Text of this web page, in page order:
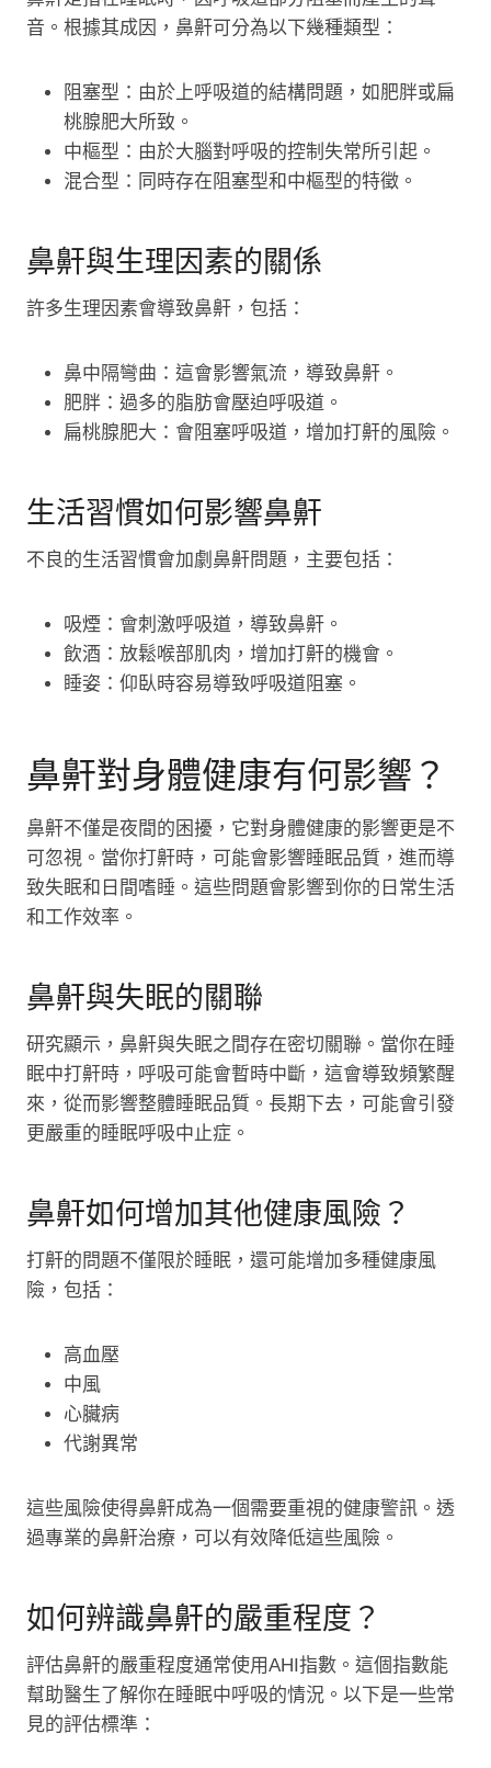
音。根據其成因，鼻鼾可分為以下幾種類型：
阻塞型：由於上呼吸道的結構問題，如肥胖或扁
桃腺肥大所致。
中樞型：由於大腦對呼吸的控制失常所引起。
混合型：同時存在阻塞型和中樞型的特徵。
鼻鼾與生理因素的關係
許多生理因素會導致鼻鼾，包括：
鼻中隔彎曲：這會影響氣流，導致鼻鼾。
肥胖：過多的脂肪會壓迫呼吸道。
扁桃腺肥大：會阻塞呼吸道，增加打鼾的風險。
生活習慣如何影響鼻鼾
不良的生活習慣會加劇鼻鼾問題，主要包括：
吸煙：會刺激呼吸道，導致鼻鼾。
飲酒：放鬆喉部肌肉，增加打鼾的機會。
睡姿：仰臥時容易導致呼吸道阻塞。
鼻鼾對身體健康有何影響？
鼻鼾不僅是夜間的困擾，它對身體健康的影響更是不
可忽視。當你打鼾時，可能會影響睡眠品質，進而導
致失眠和日間嗜睡。這些問題會影響到你的日常生活
和工作效率。
鼻鼾與失眠的關聯
研究顯示，鼻鼾與失眠之間存在密切關聯。當你在睡
眠中打鼾時，呼吸可能會暫時中斷，這會導致頻繁醒
來，從而影響整體睡眠品質。長期下去，可能會引發
更嚴重的睡眠呼吸中止症。
鼻鼾如何增加其他健康風險？
打鼾的問題不僅限於睡眠，還可能增加多種健康風
險，包括：
高血壓
中風
心臟病
代謝異常
這些風險使得鼻鼾成為一個需要重視的健康警訊。透
過專業的鼻鼾治療，可以有效降低這些風險。
如何辨識鼻鼾的嚴重程度？
評估鼻鼾的嚴重程度通常使用AHI指數。這個指數能
幫助醫生了解你在睡眠中呼吸的情況。以下是一些常
見的評估標準：